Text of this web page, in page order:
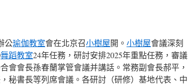
公瑜伽教室會在北京召小樹屋開。 小樹屋會議深刻
舞蹈教室24年任務，研討安排2025年重點任務，審議
會會長孫春蘭掌管會議并講話。常務副會長郝平，
秘書長等列席會議。各研討（研修）基地代表、中